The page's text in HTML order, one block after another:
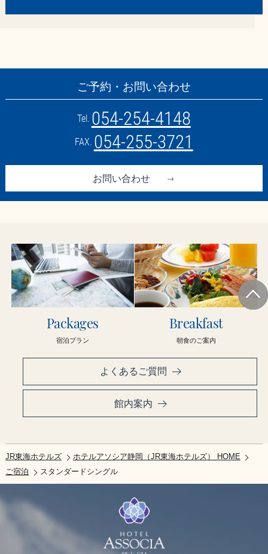
ご予約・お問い合わせ
Tel. 054-254-4148
FAX. 054-255-3721
お問い合わせ
Packages
宿泊プラン
Breakfast
朝食のご案内
よくあるご質問
館内案内
JR東海ホテルズ
ホテルアソシア静岡（JR東海ホテルズ） HOME
ご宿泊
スタンダードシングル